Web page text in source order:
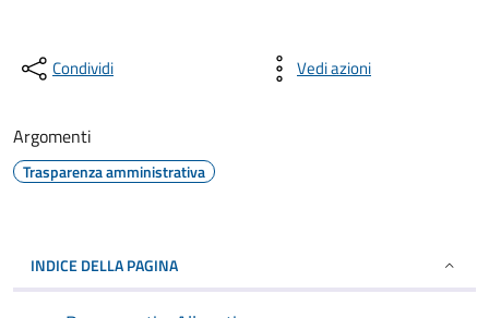
Condividi Vedi azioni
Argomenti
Trasparenza amministrativa
INDICE DELLA PAGINA